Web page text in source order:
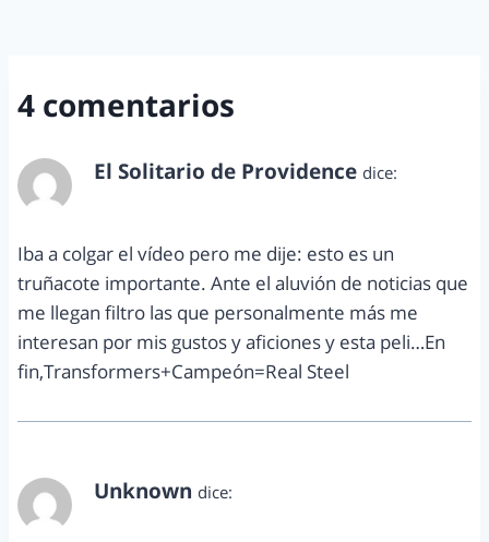
4 comentarios
El Solitario de Providence dice:
Iba a colgar el vídeo pero me dije: esto es un
truñacote importante. Ante el aluvión de noticias que
me llegan filtro las que personalmente más me
interesan por mis gustos y aficiones y esta peli…En
fin,Transformers+Campeón=Real Steel
Unknown dice: